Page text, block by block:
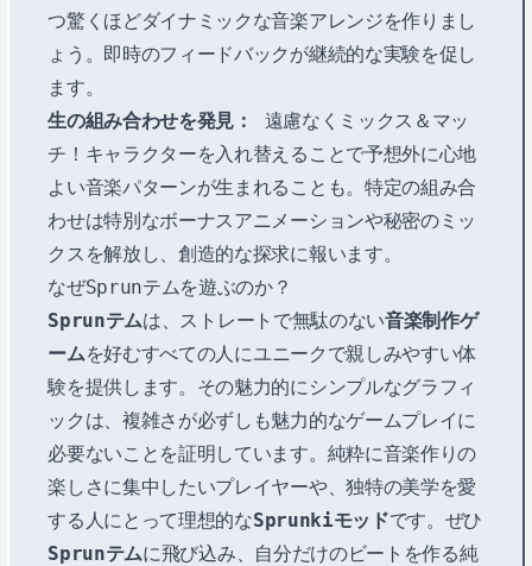
つ驚くほどダイナミックな音楽アレンジを作りまし
ょう。即時のフィードバックが継続的な実験を促し
ます。
生の組み合わせを発見：
遠慮なくミックス＆マッ
チ！キャラクターを入れ替えることで予想外に心地
よい音楽パターンが生まれることも。特定の組み合
わせは特別なボーナスアニメーションや秘密のミッ
クスを解放し、創造的な探求に報います。
なぜSprunテムを遊ぶのか？
Sprunテムは、ストレートで無駄のない音楽制作ゲ
ームを好むすべての人にユニークで親しみやすい体
験を提供します。その魅力的にシンプルなグラフィ
ックは、複雑さが必ずしも魅力的なゲームプレイに
必要ないことを証明しています。純粋に音楽作りの
楽しさに集中したいプレイヤーや、独特の美学を愛
する人にとって理想的なSprunkiモッドです。ぜひ
Sprunテムに飛び込み、自分だけのビートを作る純